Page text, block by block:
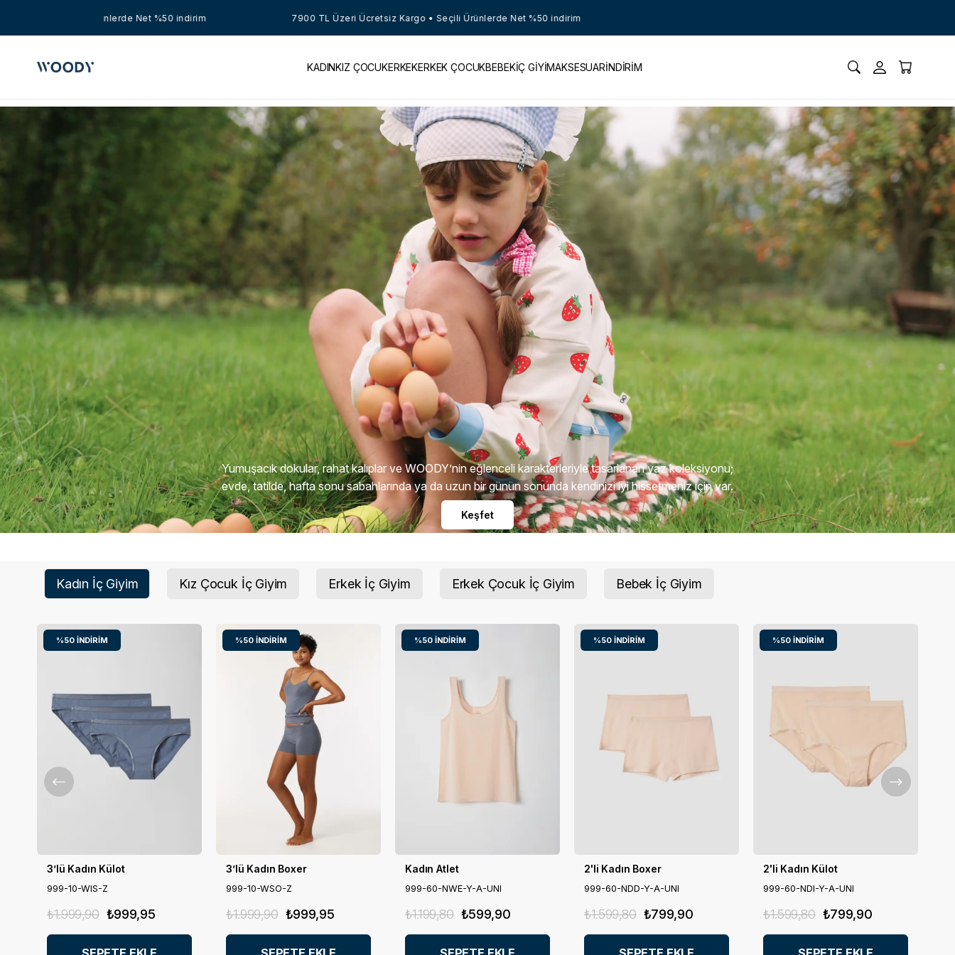
7900 TL Üzeri Ücretsiz Kargo • Seçili Ürünlerde Net %50 indirim 7900 TL Üzeri Ücretsiz Kargo • Seçili Ürünlerde Net %50 indirim
KADINKIZ ÇOCUKERKEKERKEK ÇOCUKBEBEKİÇ GİYİMAKSESUARİNDİRİM
Yumuşacık dokular, rahat kalıplar ve WOODY’nin eğlenceli karakterleriyle tasarlanan yaz koleksiyonu;
evde, tatilde, hafta sonu sabahlarında ya da uzun bir günün sonunda kendinizi iyi hissetmeniz için var.
Keşfet
Kadın İç Giyim Kız Çocuk İç Giyim Erkek İç Giyim Erkek Çocuk İç Giyim Bebek İç Giyim
3’lü Kadın Külot
999-10-WIS-Z
₺999,95
₺1.999,90
%50 İNDIRIM
3’lü Kadın Boxer
999-10-WSO-Z
₺999,95
₺1.999,90
%50 İNDIRIM
Kadın Atlet
999-60-NWE-Y-A-UNI
₺599,90
₺1.199,80
%50 İNDIRIM
2'li Kadın Boxer
999-60-NDD-Y-A-UNI
₺799,90
₺1.599,80
%50 İNDIRIM
2'li Kadın Külot
999-60-NDI-Y-A-UNI
₺799,90
₺1.599,80
%50 İNDIRIM